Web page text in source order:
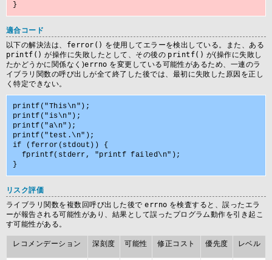
適合コード
以下の解決法は、 ferror() を使用してエラーを検出している。また、ある
printf() が操作に失敗したとして、その後の printf() が(操作に失敗し
たかどうかに関係なく)errno を変更している可能性があるため、一連のラ
イブラリ関数の呼び出しが全て終了した後では、最初に失敗した原因を正し
く特定できない。
printf("This\n");
printf("is\n");
printf("a\n");
printf("test.\n");
if (ferror(stdout)) {
リスク評価
ライブラリ関数を複数回呼び出した後でerrno を検査すると、誤ったエラ
ーが報告される可能性があり、結果として誤ったプログラム動作を引き起こ
す可能性がある。
レコメンデーション 深刻度 可能性 修正コスト 優先度 レベル